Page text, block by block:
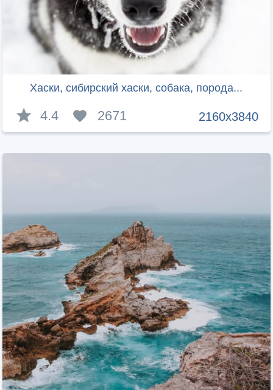
Хаски, сибирский хаски, собака, порода...
2160x3840
4.4 2671